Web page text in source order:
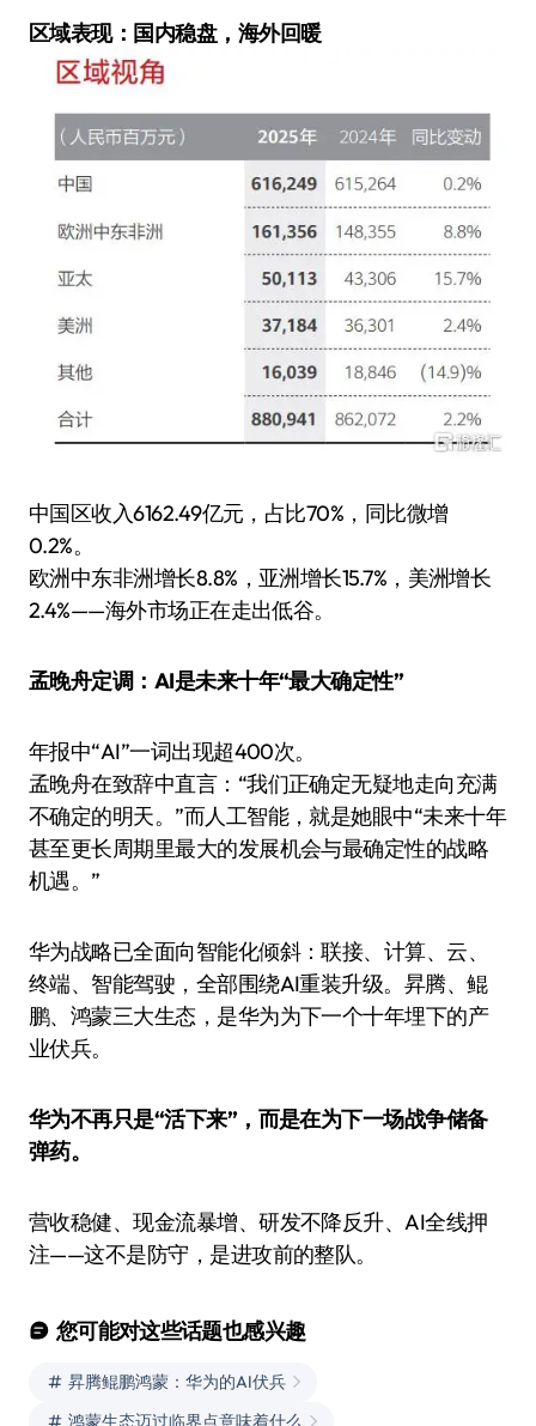
区域表现：国内稳盘，海外回暖
中国区收入6162.49亿元，占比70%，同比微增
0.2%。
欧洲中东非洲增长8.8%，亚洲增长15.7%，美洲增长
2.4%——海外市场正在走出低谷。
孟晚舟定调：AI是未来十年“最大确定性”
年报中“AI”一词出现超400次。
孟晚舟在致辞中直言：“我们正确定无疑地走向充满
不确定的明天。”而人工智能，就是她眼中“未来十年
甚至更长周期里最大的发展机会与最确定性的战略
机遇。”
华为战略已全面向智能化倾斜：联接、计算、云、
终端、智能驾驶，全部围绕AI重装升级。昇腾、鲲
鹏、鸿蒙三大生态，是华为为下一个十年埋下的产
业伏兵。
华为不再只是“活下来”，而是在为下一场战争储备
弹药。
营收稳健、现金流暴增、研发不降反升、AI全线押
注——这不是防守，是进攻前的整队。
您可能对这些话题也感兴趣
昇腾鲲鹏鸿蒙：华为的AI伏兵
鸿蒙生态迈过临界点意味着什么